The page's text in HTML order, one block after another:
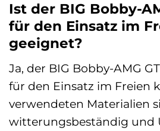
Ist der BIG Bobby-
für den Einsatz im
geeignet?
Ja, der BIG Bobby-AMG
für den Einsatz im Freien
verwendeten Materialien
witterungsbeständig und